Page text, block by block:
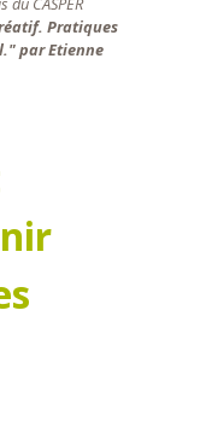
Pratiques
par Etienne